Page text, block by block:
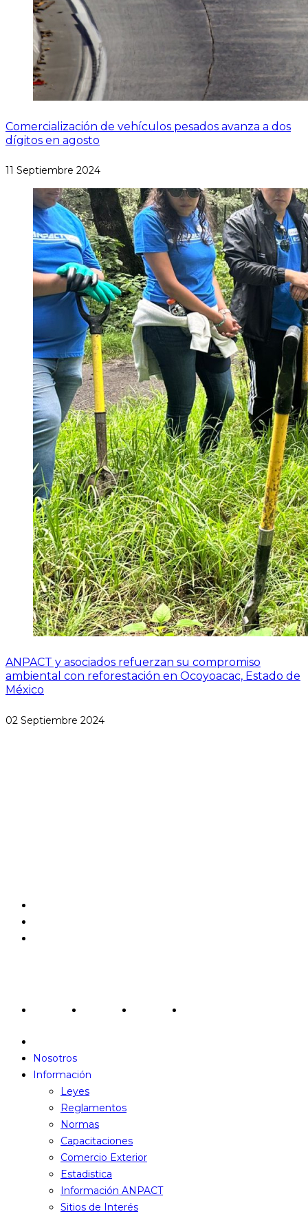
Comercialización de vehículos pesados avanza a dos
dígitos en agosto
11 Septiembre 2024
ANPACT y asociados refuerzan su compromiso
ambiental con reforestación en Ocoyoacac, Estado de
México
02 Septiembre 2024
Nosotros
Información
Leyes
Reglamentos
Normas
Capacitaciones
Comercio Exterior
Estadistica
Información ANPACT
Sitios de Interés